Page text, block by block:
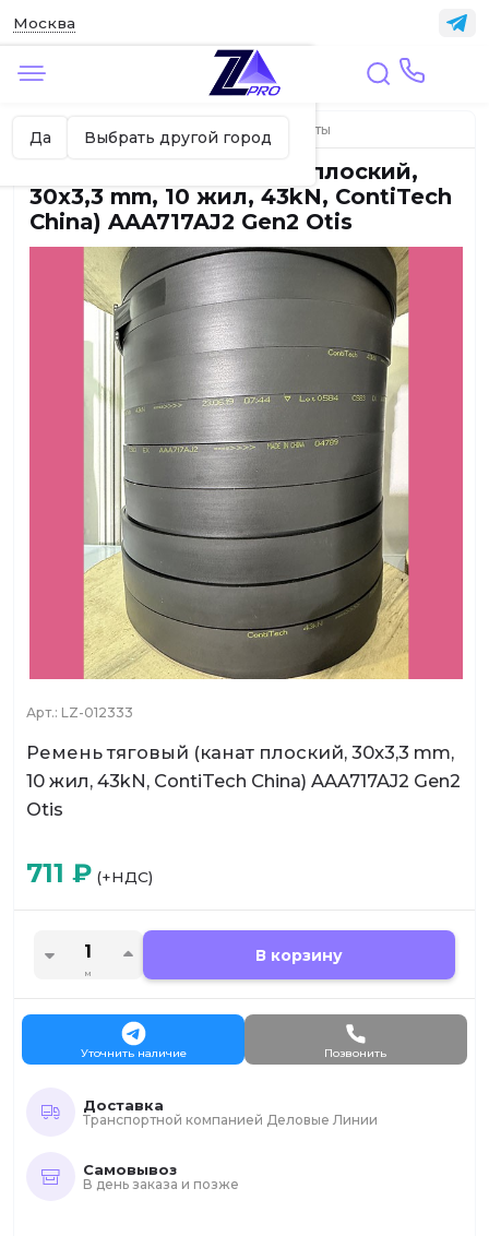
Москва
Москва ваш город?
Да Выбрать другой город
Главная ЛИФТЫ Тяговые ремни, канаты
Ремень тяговый (канат плоский,
30x3,3 mm, 10 жил, 43kN, ContiTech
China) AAA717AJ2 Gen2 Otis
Арт.: LZ-012333
Ремень тяговый (канат плоский, 30x3,3 mm,
10 жил, 43kN, ContiTech China) AAA717AJ2 Gen2
Otis
711 ₽ (+НДС)
м
В корзину
Уточнить наличие Позвонить
Доставка
Транспортной компанией Деловые Линии
Самовывоз
В день заказа и позже